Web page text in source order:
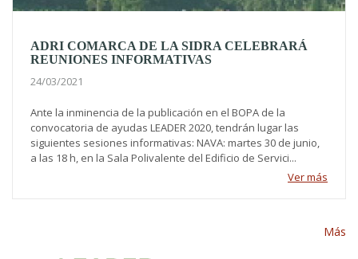
ADRI COMARCA DE LA SIDRA CELEBRARÁ
REUNIONES INFORMATIVAS
24/03/2021
Ante la inminencia de la publicación en el BOPA de la
convocatoria de ayudas LEADER 2020, tendrán lugar las
siguientes sesiones informativas: NAVA: martes 30 de junio,
a las 18 h, en la Sala Polivalente del Edificio de Servici...
Ver más
Más